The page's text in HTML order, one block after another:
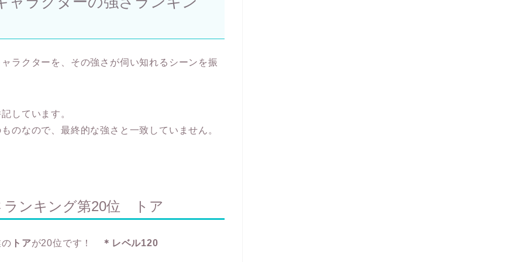
ラクターを、その強さが伺い知れるシーンを振
しています。
のなので、最終的な強さと一致していません。
ランキング第20位 トア
トアが20位です！ ＊レベル120